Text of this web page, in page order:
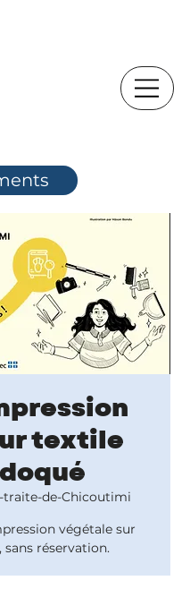
textile
traite-de-Chicoutimi
végétale sur
réservation.